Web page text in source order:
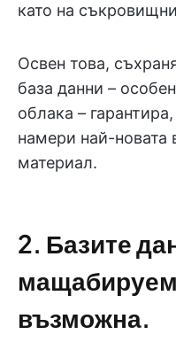
като на
Освен това,
база данни –
облака –
намери най-новата
материал.
2. Базите
възможна.